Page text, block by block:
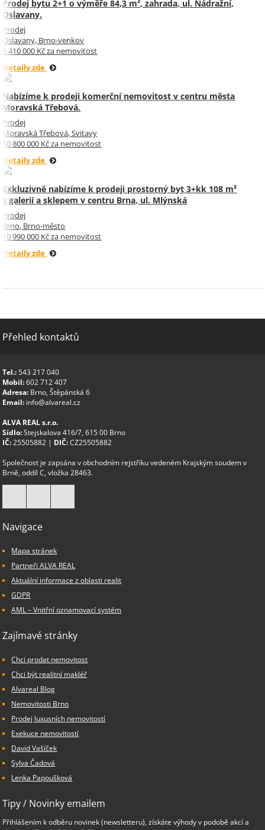
Prodej bytu 2+1 o výměře 84,3 m², zahrada, ul. Nádražní,
Oslavany.
Prodej
Oslavany, Brno-venkov
5 410 000 Kč za nemovitost
Detaily zde
Nabízíme k prodeji komerční nemovitost v centru města
Moravská Třebová.
Prodej
Moravská Třebová, Svitavy
10 800 000 Kč za nemovitost
Detaily zde
Exkluzivně nabízíme k prodeji prostorný byt 3+kk 108 m²
s galerií a sklepem v centru Brna, ul. Mlýnská
Prodej
Brno, Brno-město
10 990 000 Kč za nemovitost
Detaily zde
Přehled kontaktů
Tel.:543 217 040
Mobil:602 712 407
Adresa: Brno, Štěpánská 6
Email: info@alvareal.cz
ALVA REAL s.r.o.
Sídlo:Stejskalova 416/7, 615 00 Brno
IČ:25505882 | DIČ:CZ25505882
Společnost je zapsána v obchodním rejstříku vedeném Krajským soudem v
Brně, oddíl C, vložka 28463.
Navigace
Mapa stránek
Partneři ALVA REAL
Aktuální informace z oblasti realit
GDPR
AML – Vnitřní oznamovací systém
Zajímavé stránky
Chci prodat nemovitost
Chci být realitní makléř
Alvareal Blog
Nemovitosti Brno
Prodej luxusních nemovitostí
Exekuce nemovitostí
David Vašíček
Sylva Čadová
Lenka Papoušková
Tipy / Novinky emailem
Přihlášením k odběru novinek (newsletteru), získáte výhody v podobě akcí a